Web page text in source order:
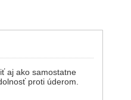
aj ako samostatne
proti úderom.